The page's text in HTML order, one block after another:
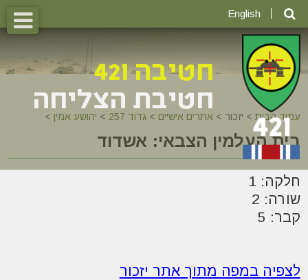
English
עמוד הבית > יזכור > אתרים אישיים >גדוד 257 > יהושע אמין >
בית העלמין הצבאי: אשדוד
חלקה: 1
שורה: 2
קבר: 5
לצפיה במפה מתוך אתר יזכור